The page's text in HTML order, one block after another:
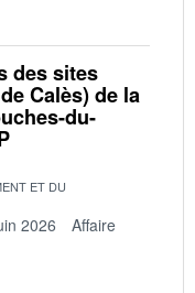
des sites
Calès) de la
du-
ET DU
2026
Affaire